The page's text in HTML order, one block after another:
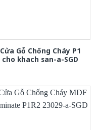
Cửa Gỗ Chống Cháy P1
cho khach san-a-SGD